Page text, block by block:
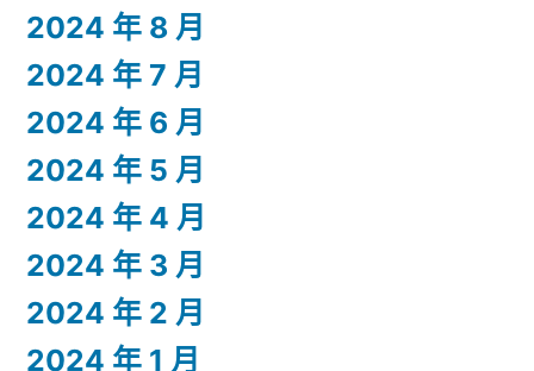
2024 年 8 月
2024 年 7 月
2024 年 6 月
2024 年 5 月
2024 年 4 月
2024 年 3 月
2024 年 2 月
2024 年 1 月